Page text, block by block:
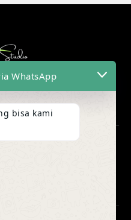
hub atau co-creation
jenis aktivitas kreatif
Kasablanka Jakarta
WhatsApp
bisa kami